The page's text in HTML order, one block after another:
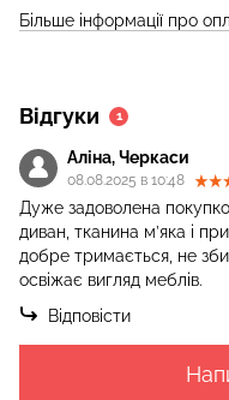
Більше інформації про
Відгуки 1
Аліна, Черкаси
08.08.2025 в 10:48
Дуже задоволена
диван, тканина м’яка і
добре тримається, не
освіжає вигляд меблів.
Відповісти